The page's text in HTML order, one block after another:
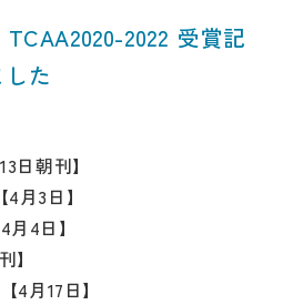
2022 受賞記
た
日朝刊】
【4月3日】
4月4日】
】
【4月17日】